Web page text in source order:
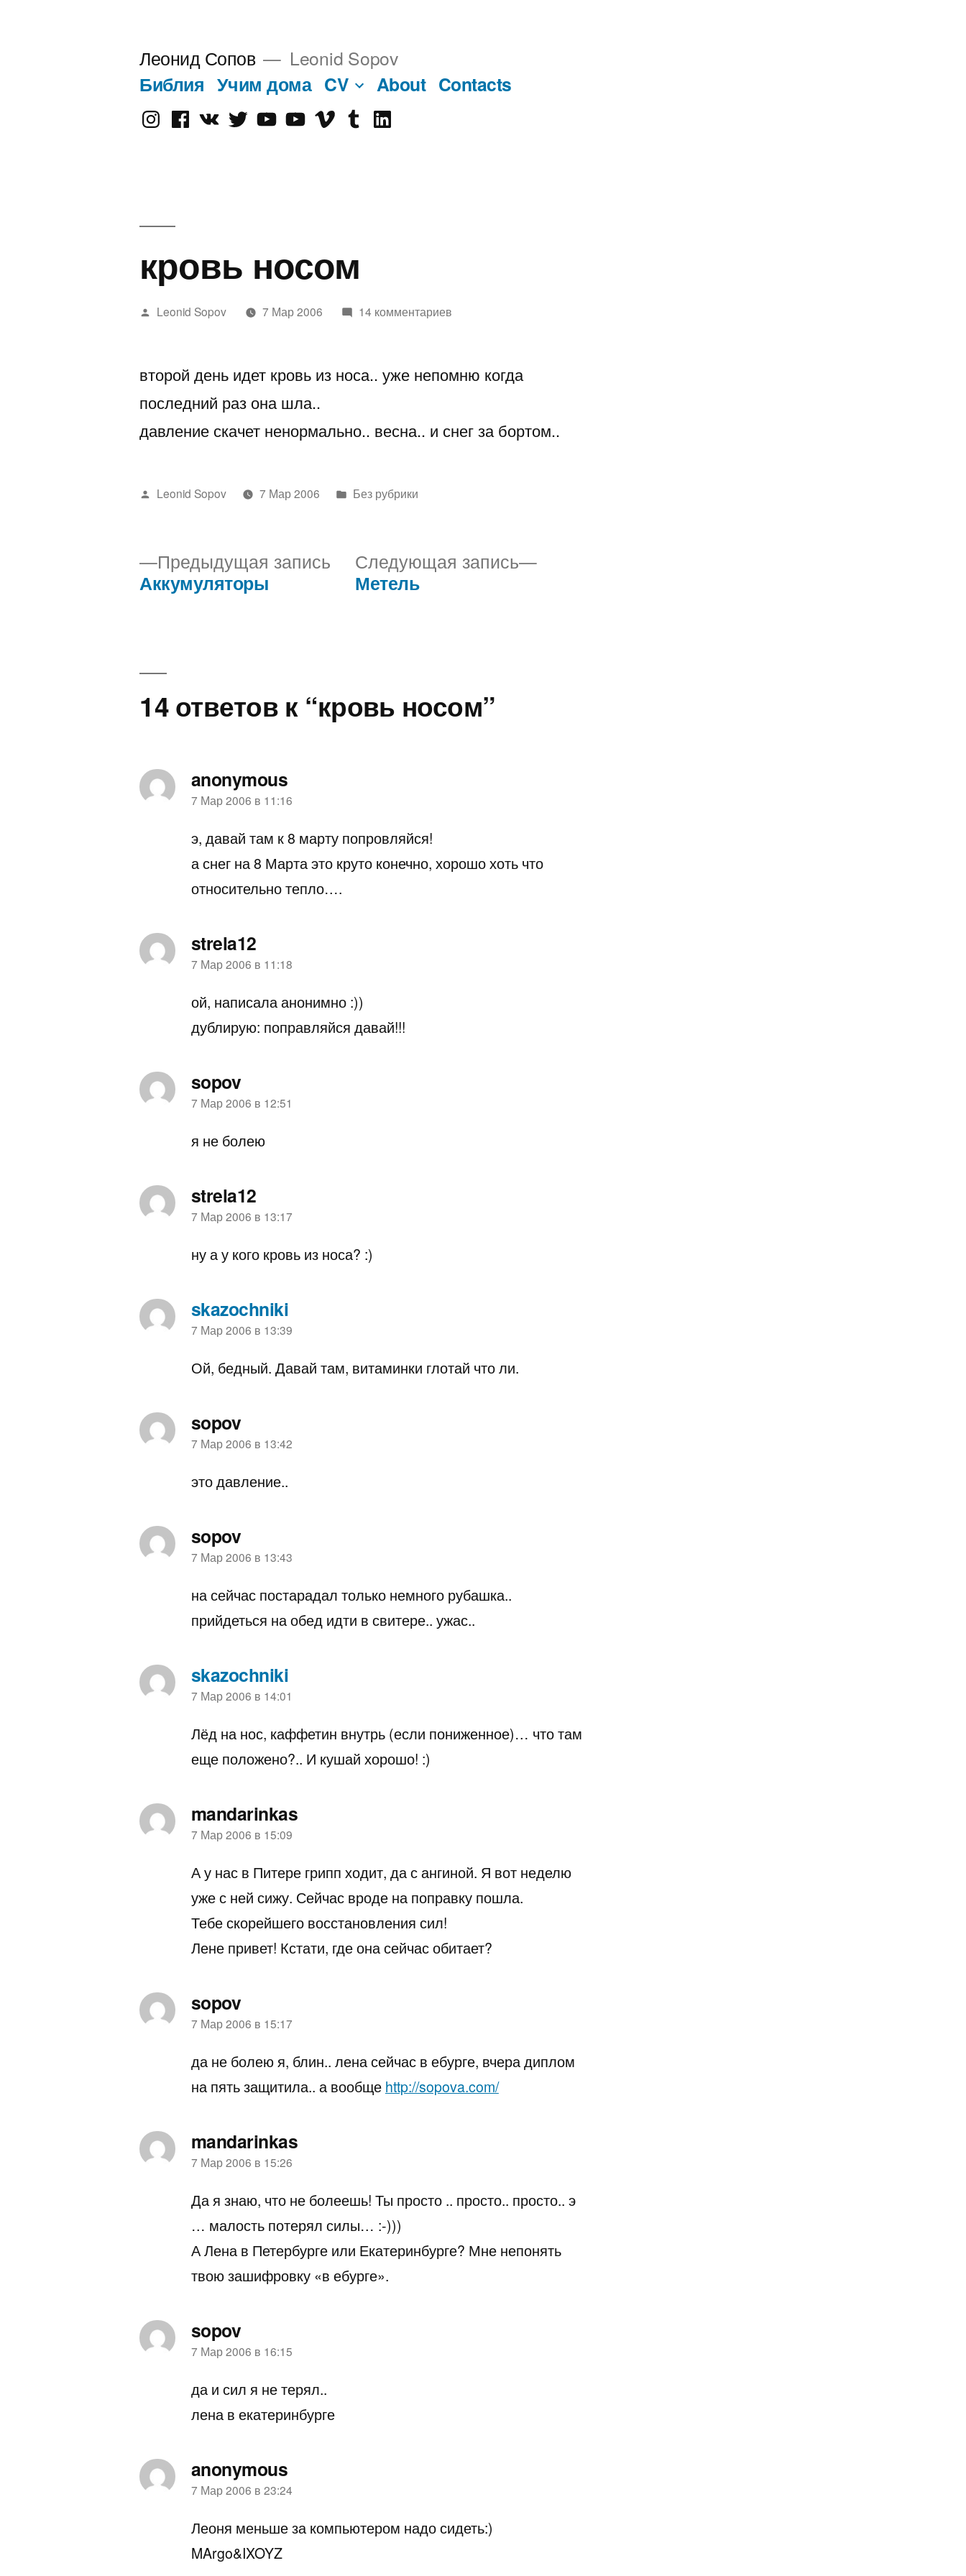
Леонид Сопов Leonid Sopov
Библия Учим дома CV About Contacts
InstagramFacebook
VK TwitterYoutube
Old Vimeotumblrlinkedin
кровь носом
Написано
Leonid Sopov 7 Мар 2006 14 комментариев
второй день идет кровь из носа.. уже непомню когда
последний раз она шла..
давление скачет ненормально.. весна.. и снег за бортом..
Написано
Leonid Sopov 7 Мар 2006
Написано
Без рубрики
Навигация
записям
Предыдущая запись Предыдущая
запись:
Аккумуляторы
Следующая запись
Следующая
Метель
14 ответов к “кровь носом”
anonymous
пишет:
7 Мар 2006 в 11:16
э, давай там к 8 марту попровляйся!
а снег на 8 Марта это круто конечно, хорошо хоть что
относительно тепло….
strela12
пишет:
7 Мар 2006 в 11:18
ой, написала анонимно :))
дублирую: поправляйся давай!!!
sopov
пишет:
7 Мар 2006 в 12:51
я не болею
strela12
пишет:
7 Мар 2006 в 13:17
ну а у кого кровь из носа? :)
skazochniki
пишет:
7 Мар 2006 в 13:39
Ой, бедный. Давай там, витаминки глотай что ли.
sopov
пишет:
7 Мар 2006 в 13:42
это давление..
sopov
пишет:
7 Мар 2006 в 13:43
на сейчас постарадал только немного рубашка..
прийдеться на обед идти в свитере.. ужас..
skazochniki
пишет:
7 Мар 2006 в 14:01
Лёд на нос, каффетин внутрь (если пониженное)… что там
еще положено?.. И кушай хорошо! :)
mandarinkas
пишет:
7 Мар 2006 в 15:09
А у нас в Питере грипп ходит, да с ангиной. Я вот неделю
уже с ней сижу. Сейчас вроде на поправку пошла.
Тебе скорейшего восстановления сил!
Лене привет! Кстати, где она сейчас обитает?
sopov
пишет:
7 Мар 2006 в 15:17
да не болею я, блин.. лена сейчас в ебурге, вчера диплом
на пять защитила.. а вообще http://sopova.com/
mandarinkas
пишет:
7 Мар 2006 в 15:26
Да я знаю, что не болеешь! Ты просто .. просто.. просто.. э
… малость потерял силы… :-)))
А Лена в Петербурге или Екатеринбурге? Мне непонять
твою зашифровку «в ебурге».
sopov
пишет:
7 Мар 2006 в 16:15
да и сил я не терял..
лена в екатеринбурге
anonymous
пишет:
7 Мар 2006 в 23:24
Леоня меньше за компьютером надо сидеть:)
MArgo&IXOYZ